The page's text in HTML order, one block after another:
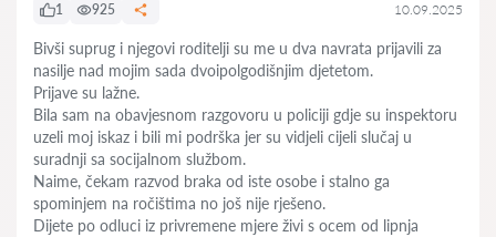
1 925 10.09.2025
Bivši suprug i njegovi roditelji su me u dva navrata prijavili za
nasilje nad mojim sada dvoipolgodišnjim djetetom.
Prijave su lažne.
Bila sam na obavjesnom razgovoru u policiji gdje su inspektoru
uzeli moj iskaz i bili mi podrška jer su vidjeli cijeli slučaj u
suradnji sa socijalnom službom.
Naime, čekam razvod braka od iste osobe i stalno ga
spominjem na ročištima no još nije rješeno.
Dijete po odluci iz privremene mjere živi s ocem od lipnja